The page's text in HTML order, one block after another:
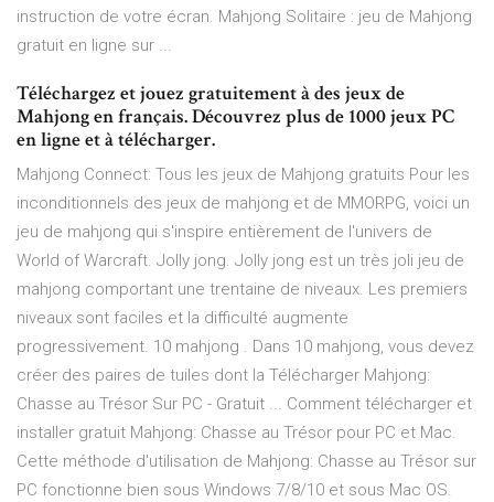
instruction de votre écran. Mahjong Solitaire : jeu de Mahjong
gratuit en ligne sur ...
Téléchargez et jouez gratuitement à des jeux de
Mahjong en français. Découvrez plus de 1000 jeux PC
en ligne et à télécharger.
Mahjong Connect: Tous les jeux de Mahjong gratuits Pour les
inconditionnels des jeux de mahjong et de MMORPG, voici un
jeu de mahjong qui s'inspire entièrement de l'univers de
World of Warcraft. Jolly jong. Jolly jong est un très joli jeu de
mahjong comportant une trentaine de niveaux. Les premiers
niveaux sont faciles et la difficulté augmente
progressivement. 10 mahjong . Dans 10 mahjong, vous devez
créer des paires de tuiles dont la Télécharger Mahjong:
Chasse au Trésor Sur PC - Gratuit ... Comment télécharger et
installer gratuit Mahjong: Chasse au Trésor pour PC et Mac.
Cette méthode d'utilisation de Mahjong: Chasse au Trésor sur
PC fonctionne bien sous Windows 7/8/10 et sous Mac OS.